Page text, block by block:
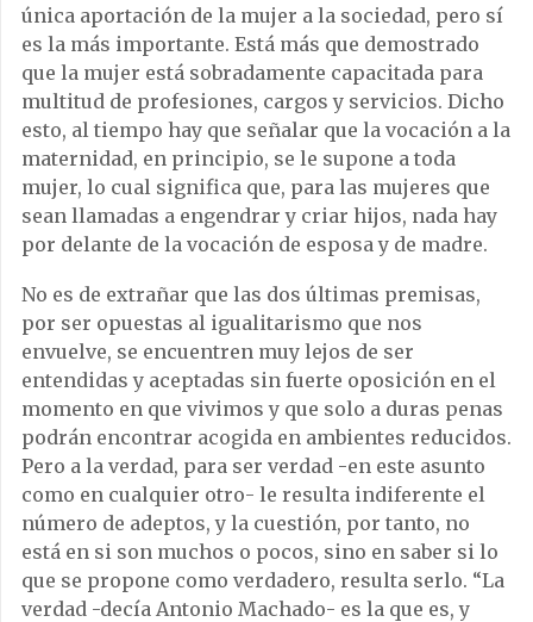
única aportación de la mujer a la sociedad, pero sí
es la más importante. Está más que demostrado
que la mujer está sobradamente capacitada para
multitud de profesiones, cargos y servicios. Dicho
esto, al tiempo hay que señalar que la vocación a la
maternidad, en principio, se le supone a toda
mujer, lo cual significa que, para las mujeres que
sean llamadas a engendrar y criar hijos, nada hay
por delante de la vocación de esposa y de madre.
No es de extrañar que las dos últimas premisas,
por ser opuestas al igualitarismo que nos
envuelve, se encuentren muy lejos de ser
entendidas y aceptadas sin fuerte oposición en el
momento en que vivimos y que solo a duras penas
podrán encontrar acogida en ambientes reducidos.
Pero a la verdad, para ser verdad -en este asunto
como en cualquier otro- le resulta indiferente el
número de adeptos, y la cuestión, por tanto, no
está en si son muchos o pocos, sino en saber si lo
que se propone como verdadero, resulta serlo. “La
verdad -decía Antonio Machado- es la que es, y